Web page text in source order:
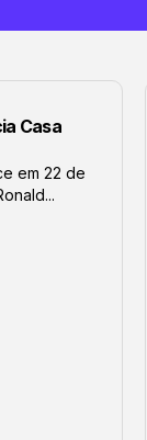
Casa
em 22 de